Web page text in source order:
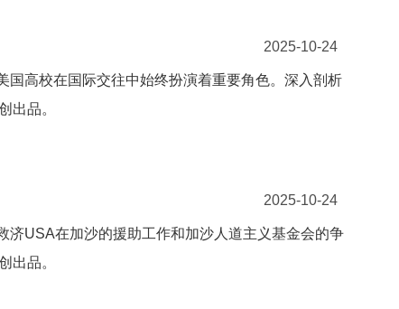
2025-10-24
高校在国际交往中始终扮演着重要角色。深入剖析
出品。
2025-10-24
济USA在加沙的援助工作和加沙人道主义基金会的争
出品。